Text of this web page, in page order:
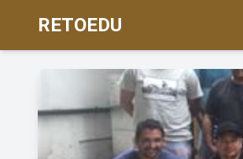
RETOEDU